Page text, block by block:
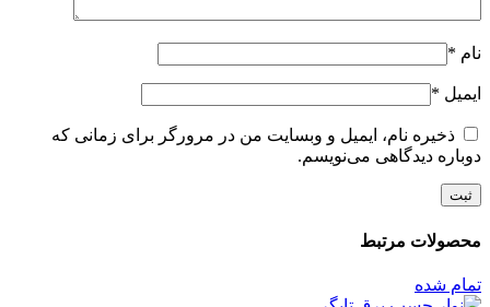
نام *
ایمیل *
ذخیره نام، ایمیل و وبسایت من در مرورگر برای زمانی که
دوباره دیدگاهی می‌نویسم.
محصولات مرتبط
تمام شده